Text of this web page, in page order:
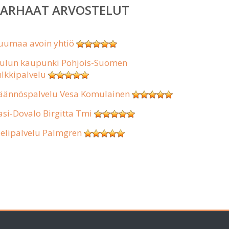
ARVOSTELUT
avoin yhtiö
kaupunki Pohjois-Suomen
Vesa Komulainen
Dovalo Birgitta Tmi
Palmgren